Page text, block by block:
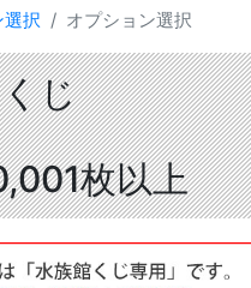
選択 オプション選択
じ
枚以上